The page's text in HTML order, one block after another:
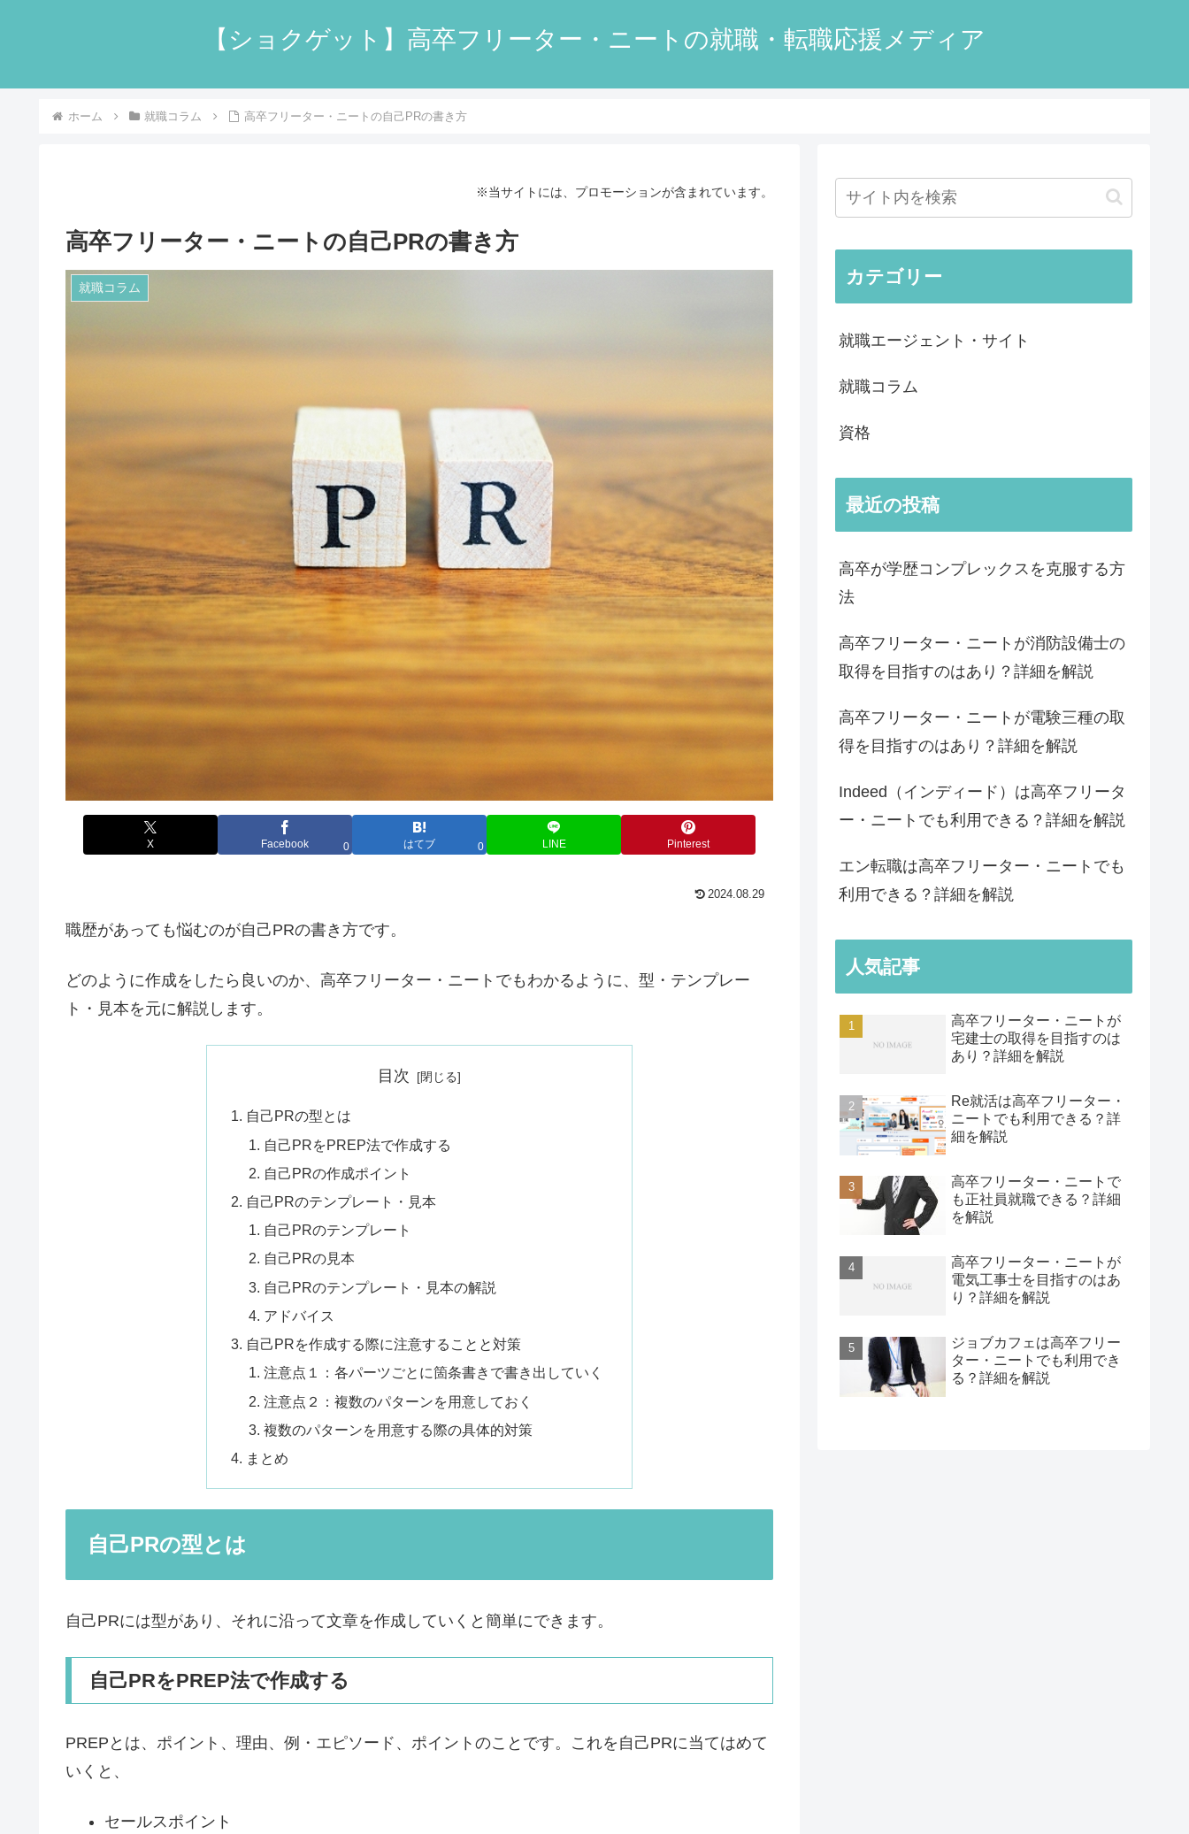
【ショクゲット】高卒フリーター・ニートの就職・転職応援メディア
ホーム 就職コラム 高卒フリーター・ニートの自己PRの書き方
※当サイトには、プロモーションが含まれています。
高卒フリーター・ニートの自己PRの書き方
就職コラム
X Facebook 0 はてブ 0 LINE Pinterest
2024.08.29
職歴があっても悩むのが自己PRの書き方です。
どのように作成をしたら良いのか、高卒フリーター・ニートでもわかるように、型・テンプレー
ト・見本を元に解説します。
目次
自己PRの型とは
自己PRをPREP法で作成する
自己PRの作成ポイント
自己PRのテンプレート・見本
自己PRのテンプレート
自己PRの見本
自己PRのテンプレート・見本の解説
アドバイス
自己PRを作成する際に注意することと対策
注意点１：各パーツごとに箇条書きで書き出していく
注意点２：複数のパターンを用意しておく
複数のパターンを用意する際の具体的対策
まとめ
自己PRの型とは
自己PRには型があり、それに沿って文章を作成していくと簡単にできます。
自己PRをPREP法で作成する
PREPとは、ポイント、理由、例・エピソード、ポイントのことです。これを自己PRに当てはめて
いくと、
セールスポイント
カテゴリー
就職エージェント・サイト
就職コラム
資格
最近の投稿
高卒が学歴コンプレックスを克服する方
法
高卒フリーター・ニートが消防設備士の
取得を目指すのはあり？詳細を解説
高卒フリーター・ニートが電験三種の取
得を目指すのはあり？詳細を解説
Indeed（インディード）は高卒フリータ
ー・ニートでも利用できる？詳細を解説
エン転職は高卒フリーター・ニートでも
利用できる？詳細を解説
人気記事
高卒フリーター・ニートが
宅建士の取得を目指すのは
あり？詳細を解説
Re就活は高卒フリーター・
ニートでも利用できる？詳
細を解説
高卒フリーター・ニートで
も正社員就職できる？詳細
を解説
高卒フリーター・ニートが
電気工事士を目指すのはあ
り？詳細を解説
ジョブカフェは高卒フリー
ター・ニートでも利用でき
る？詳細を解説